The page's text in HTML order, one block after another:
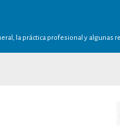
la práctica profesional y algunas